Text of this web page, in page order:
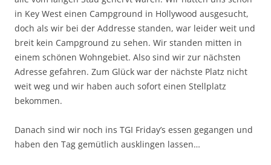
in Key West einen Campground in Hollywood ausgesucht,
doch als wir bei der Addresse standen, war leider weit und
breit kein Campground zu sehen. Wir standen mitten in
einem schönen Wohngebiet. Also sind wir zur nächsten
Adresse gefahren. Zum Glück war der nächste Platz nicht
weit weg und wir haben auch sofort einen Stellplatz
bekommen.
Danach sind wir noch ins TGI Friday’s essen gegangen und
haben den Tag gemütlich ausklingen lassen…